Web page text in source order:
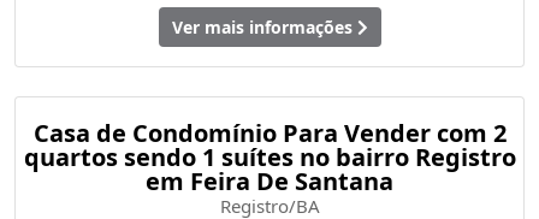
Ver mais informações
Casa de Condomínio Para Vender com 2
quartos sendo 1 suítes no bairro Registro
em Feira De Santana
Registro/BA